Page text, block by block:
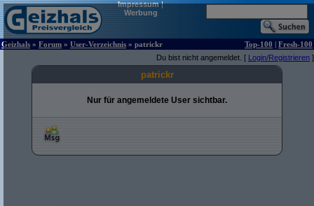
Impressum|
Werbung
Geizhals » Forum » User-Verzeichnis » patrickr Top-100 | Fresh-100
Du bist nicht angemeldet. [ Login/Registrieren ]
patrickr
Nur für angemeldete User sichtbar.